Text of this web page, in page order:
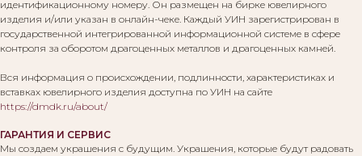
идентификационному номеру. Он размещен на бирке ювелирного
изделия и/или указан в онлайн-чеке. Каждый УИН зарегистрирован в
государственной интегрированной информационной системе в сфере
контроля за оборотом драгоценных металлов и драгоценных камней.
Вся информация о происхождении, подлинности, характеристиках и
вставках ювелирного изделия доступна по УИН на сайте
https://dmdk.ru/about/
ГАРАНТИЯ И СЕРВИС
Мы создаем украшения с будущим. Украшения, которые будут радовать